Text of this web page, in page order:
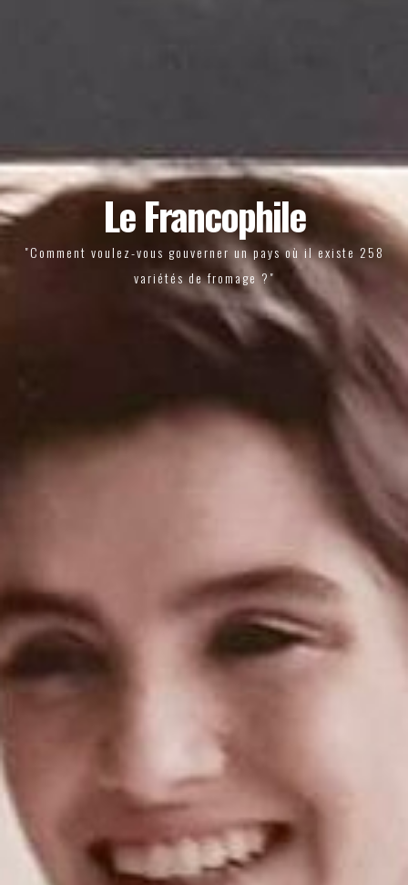
Le Francophile
"Comment voulez-vous gouverner un pays où il existe 258
variétés de fromage ?"